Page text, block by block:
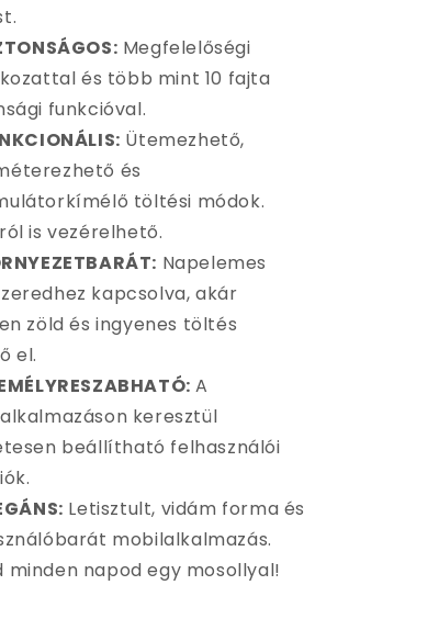
Megfelelőségi
és több mint 10 fajta
funkcióval.
Ütemezhető,
és
töltési módok.
is vezérelhető.
Napelemes
kapcsolva, akár
zöld és ingyenes töltés
el.
A
keresztül
beállítható felhasználói
Letisztult, vidám forma és
mobilalkalmazás.
minden napod egy mosollyal!